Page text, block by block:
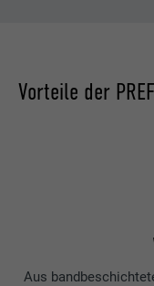
Vorteile der
Aus